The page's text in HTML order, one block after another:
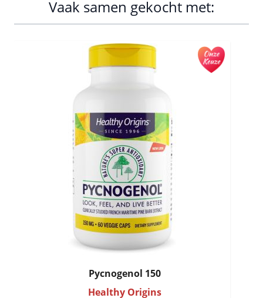
Vaak samen gekocht met:
Navigating through the elements of the carousel is
Press to skip carousel
Press to go to carousel navigation
Pycnogenol 150
Healthy Origins